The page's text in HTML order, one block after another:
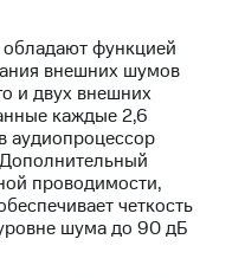
функцией
внешних шумов
и двух внешних
каждые 2,6
аудиопроцессор
проводимости,
четкость
шума до 90 дБ